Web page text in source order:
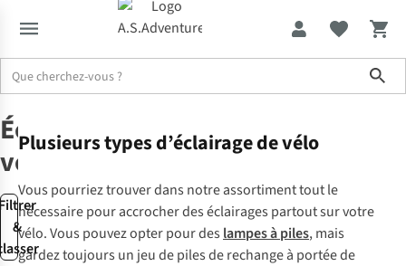
Vélo
&
Éclairage
vélo
Plusieurs types d’éclairage de vélo
Vous pourriez trouver dans notre assortiment tout le
nécessaire pour accrocher des éclairages partout sur votre
vélo. Vous pouvez opter pour des lampes à piles, mais
gardez toujours un jeu de piles de rechange à portée de